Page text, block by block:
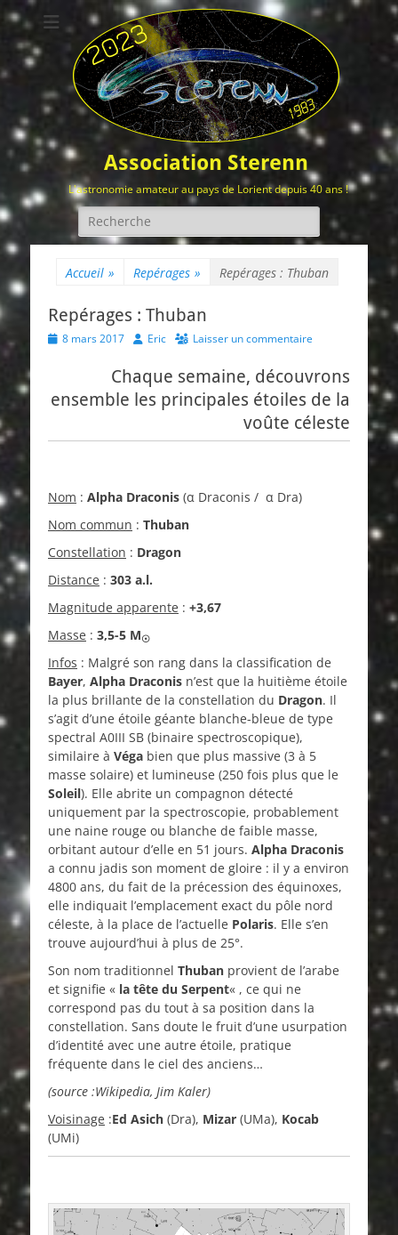
Association Sterenn
L'astronomie amateur au pays de Lorient depuis 40 ans !
Rechercher :
Accueil » Repérages » Repérages : Thuban
Repérages : Thuban
Posted
8 mars 2017 Author
Eric Laisser un commentaire
Chaque semaine, découvrons
ensemble les principales étoiles de la
voûte céleste
Nom : Alpha Draconis (α Draconis / α Dra)
Nom commun : Thuban
Constellation : Dragon
Distance : 303 a.l.
Magnitude apparente : +3,67
Masse : 3,5-5 M☉
Infos : Malgré son rang dans la classification de
Bayer, Alpha Draconis n’est que la huitième étoile
la plus brillante de la constellation du Dragon. Il
s’agit d’une étoile géante blanche-bleue de type
spectral A0III SB (binaire spectroscopique),
similaire à Véga bien que plus massive (3 à 5
masse solaire) et lumineuse (250 fois plus que le
Soleil). Elle abrite un compagnon détecté
uniquement par la spectroscopie, probablement
une naine rouge ou blanche de faible masse,
orbitant autour d’elle en 51 jours. Alpha Draconis
a connu jadis son moment de gloire : il y a environ
4800 ans, du fait de la précession des équinoxes,
elle indiquait l’emplacement exact du pôle nord
céleste, à la place de l’actuelle Polaris. Elle s’en
trouve aujourd’hui à plus de 25°.
Son nom traditionnel Thuban provient de l’arabe
et signifie « la tête du Serpent« , ce qui ne
correspond pas du tout à sa position dans la
constellation. Sans doute le fruit d’une usurpation
d’identité avec une autre étoile, pratique
fréquente dans le ciel des anciens…
(source :Wikipedia, Jim Kaler)
Voisinage :Ed Asich (Dra), Mizar (UMa), Kocab
(UMi)